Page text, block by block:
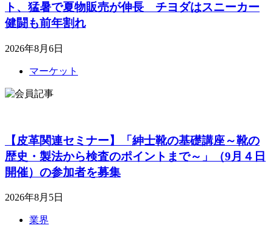
ト、猛暑で夏物販売が伸長 チヨダはスニーカー
健闘も前年割れ
2026年8月6日
マーケット
【皮革関連セミナー】「紳士靴の基礎講座～靴の
歴史・製法から検査のポイントまで～」（9月４日
開催）の参加者を募集
2026年8月5日
業界